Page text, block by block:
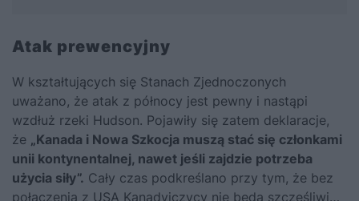
Atak prewencyjny
W kształtujących się Stanach Zjednoczonych
uważano, że atak z północy jest pewny i nastąpi
wzdłuż rzeki Hudson. Pojawiły się zatem deklaracje,
że „Kanada i Nowa Szkocja muszą stać się członkami
unii kontynentalnej, nawet jeśli zajdzie potrzeba
użycia siły”. Cały czas podkreślano przy tym, że bez
połączenia z USA Kanadyjczycy nie będą szczęśliwi…